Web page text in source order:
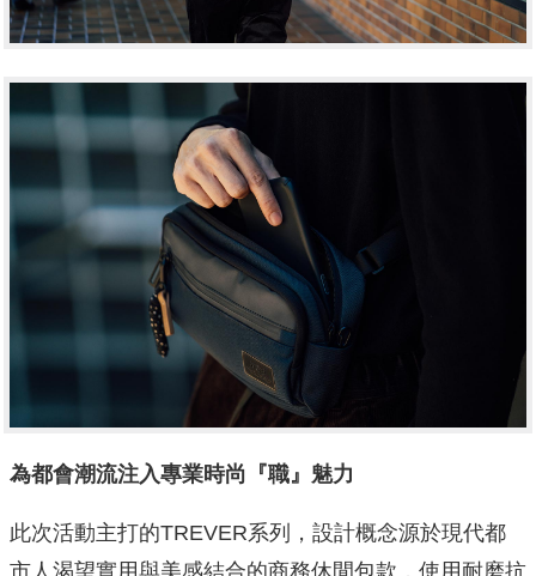
為都會潮流注入專業時尚『職』魅力
此次活動主打的TREVER系列，設計概念源於現代都